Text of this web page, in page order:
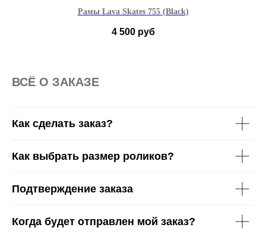
Рамы Lava Skates 755 (Black)
4 500 руб
ВСË О ЗАКАЗЕ
Как сделать заказ?
Как выбрать размер роликов?
Подтверждение заказа
Когда будет отправлен мой заказ?